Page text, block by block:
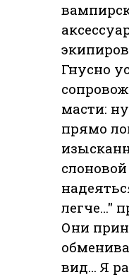
Гнусно
масти:
прямо
легче…"
Они
вид… Я